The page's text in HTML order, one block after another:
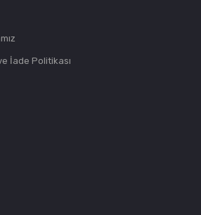
İade Politikası